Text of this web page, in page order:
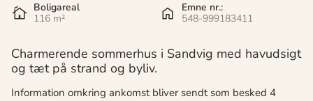
Boligareal
116 m²
Emne nr.:
548-999183411
Charmerende sommerhus i Sandvig med havudsigt
og tæt på strand og byliv.
Information omkring ankomst bliver sendt som besked 4